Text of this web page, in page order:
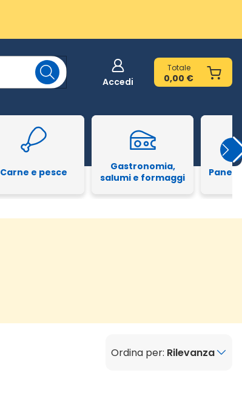
Accedi
Totale
0,00 €
Carne e pesce
Gastronomia,
salumi e formaggi
Pane
Ordina per: Rilevanza